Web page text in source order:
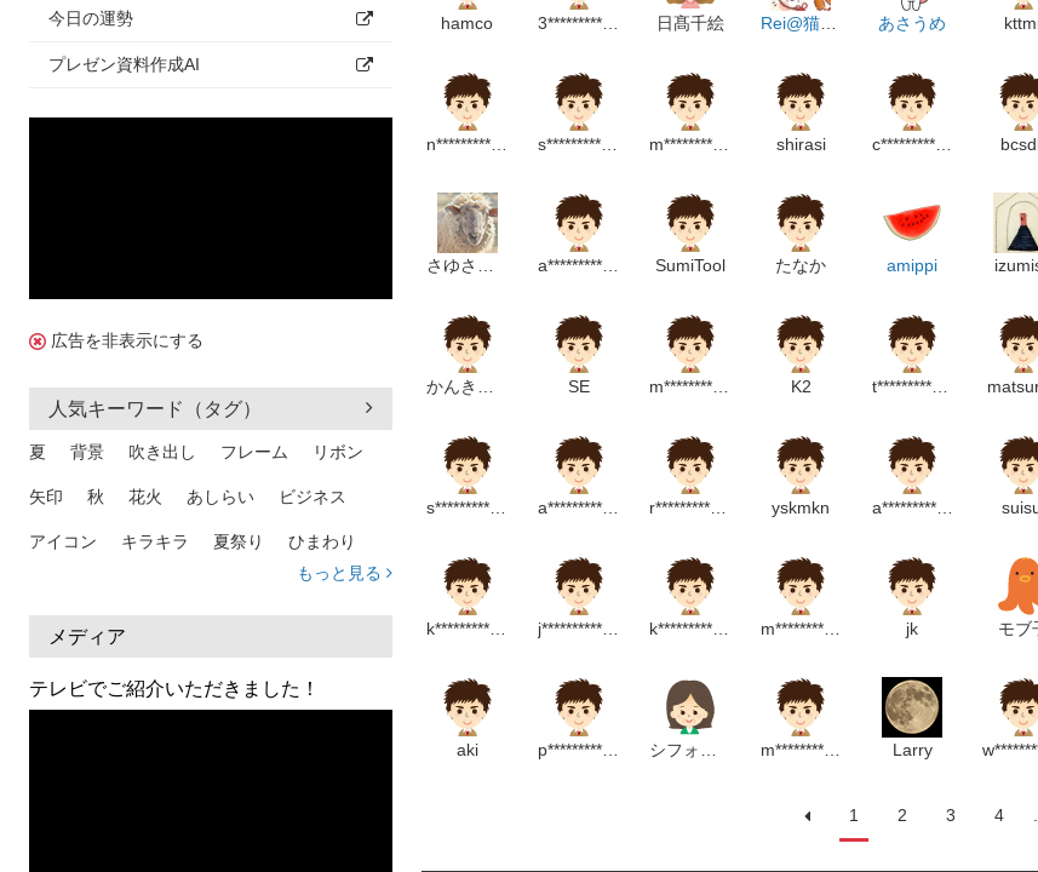
今日の運勢
プレゼン資料作成AI
広告を非表示にする
人気キーワード（タグ）
夏 背景 吹き出し フレーム リボン
矢印 秋 花火 あしらい ビジネス
アイコン キラキラ 夏祭り ひまわり
熱中症
人物 暑中見舞い
日本地図 海
もっと見る
メディア
テレビでご紹介いただきました！
hamco 日髙千絵 Rei@猫のよりこ あさうめ
shirasi c******************p
SumiTool たなか amippi
SE K2 t***********************m
yskmkn a*********************m
m***********************p jk モブ
aki m*********************p Larry
1 2 3 4